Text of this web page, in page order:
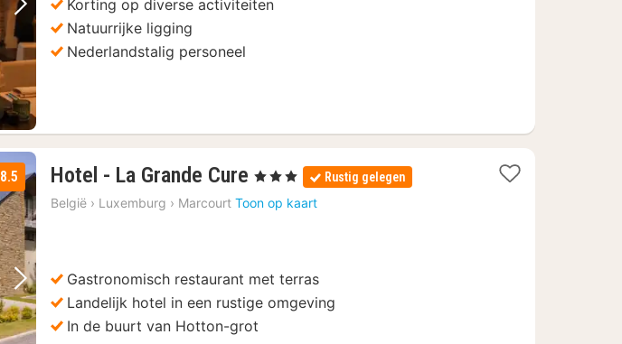
Volgende foto
Korting op diverse activiteiten
Natuurrijke ligging
Nederlandstalig personeel
Volgende foto
8.5 Hotel - La Grande Cure 3
nachten
vanaf
, 3 Sterren Rustig gelegen
België › Luxemburg › Marcourt Toon op kaart
Gastronomisch restaurant met terras
Landelijk hotel in een rustige omgeving
In de buurt van Hotton-grot